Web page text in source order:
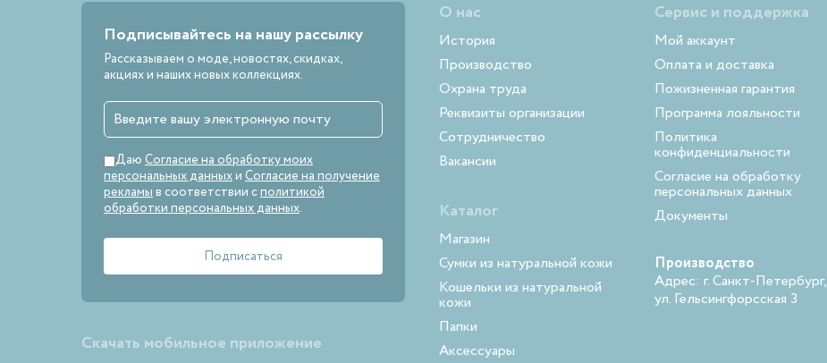
Подписывайтесь на нашу рассылку
Рассказываем о моде, новостях, скидках,
акциях и наших новых коллекциях.
Даю Согласие на обработку моих
персональных данныхи Согласие на получение
рекламыв соответствии сполитикой
обработки персональных данных.
Скачать мобильное приложение
О нас
История
Производство
Охрана труда
Реквизиты организации
Сотрудничество
Вакансии
Каталог
Магазин
Сумки из натуральной кожи
Кошельки из натуральной
кожи
Папки
Аксессуары
Сервис и поддержка
Мой аккаунт
Оплата и доставка
Пожизненная гарантия
Программа лояльности
Политика
конфиденциальности
Согласие на обработку
персональных данных
Документы
Производство
Адрес: г. Санкт-Петербург,
ул. Гельсингфорсская 3